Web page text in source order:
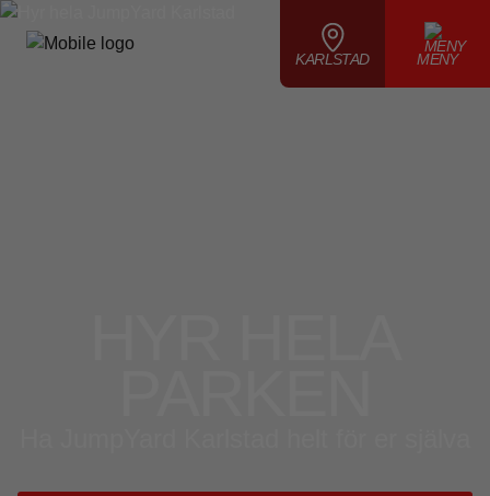
KARLSTAD MENY